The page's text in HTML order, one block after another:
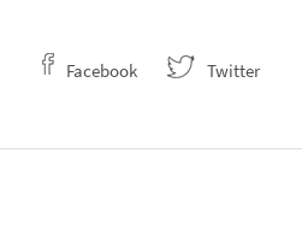
Facebook Twitter